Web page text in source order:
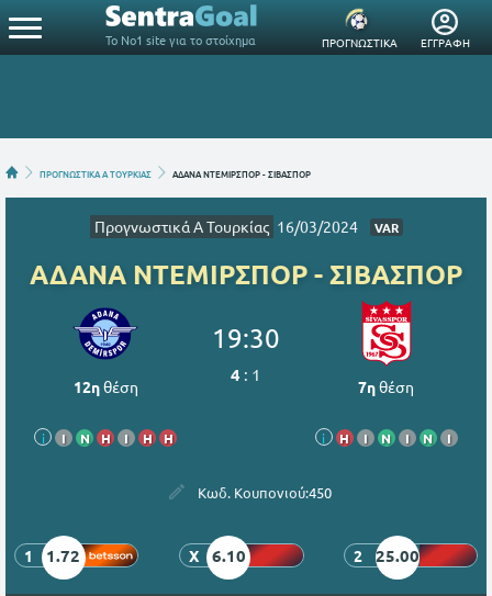
Το Νο1 site για το στοίχημα ΠΡΟΓΝΩΣΤΙΚΑ ΕΓΓΡΑΦΗ
ΠΡΟΓΝΩΣΤΙΚΑ Α ΤΟΥΡΚΙΑΣ ΑΔΑΝΑ ΝΤΕΜΙΡΣΠΟΡ - ΣΙΒΑΣΠΟΡ
Προγνωστικά Α Τουρκίας 16/03/2024 VAR
ΑΔΑΝΑ ΝΤΕΜΙΡΣΠΟΡ - ΣΙΒΑΣΠΟΡ
12ηθέση
i Ι Ν Η Ι Η Η
19:30
4 : 1
7ηθέση
i Η Ι Ν Ι Ν Ι
Κωδ. Κουπονιού:450
1 1.72 X 6.10 2 25.00